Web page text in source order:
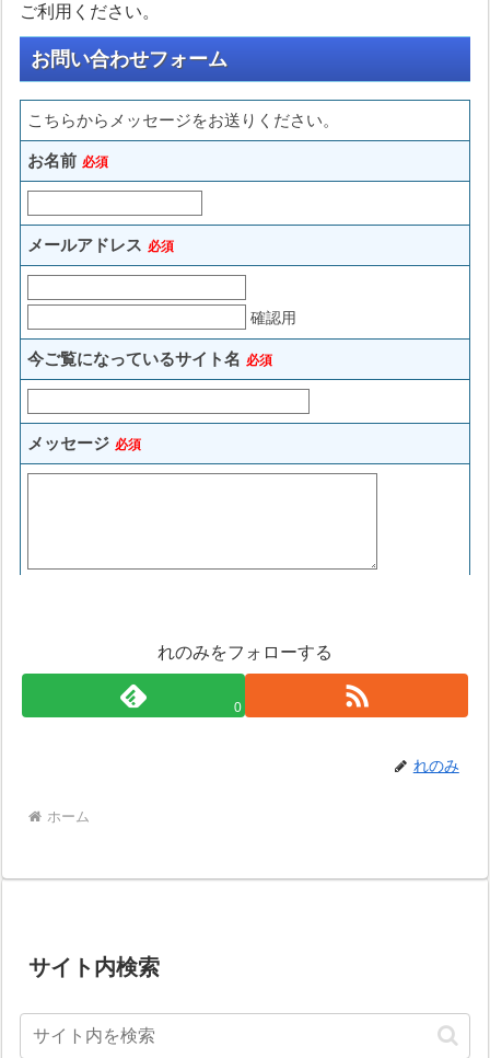
ご利用ください。
れのみをフォローする
0
れのみ
ホーム
サイト内検索